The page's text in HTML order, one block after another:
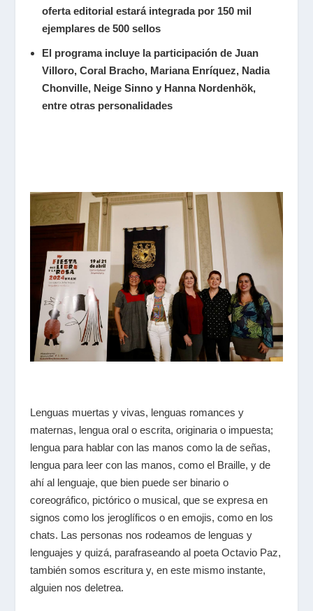
oferta editorial estará integrada por 150 mil
ejemplares de 500 sellos
El programa incluye la participación de Juan
Villoro, Coral Bracho, Mariana Enríquez, Nadia
Chonville, Neige Sinno y Hanna Nordenhök,
entre otras personalidades
Lenguas muertas y vivas, lenguas romances y
maternas, lengua oral o escrita, originaria o impuesta;
lengua para hablar con las manos como la de señas,
lengua para leer con las manos, como el Braille, y de
ahí al lenguaje, que bien puede ser binario o
coreográfico, pictórico o musical, que se expresa en
signos como los jeroglíficos o en emojis, como en los
chats. Las personas nos rodeamos de lenguas y
lenguajes y quizá, parafraseando al poeta Octavio Paz,
también somos escritura y, en este mismo instante,
alguien nos deletrea.